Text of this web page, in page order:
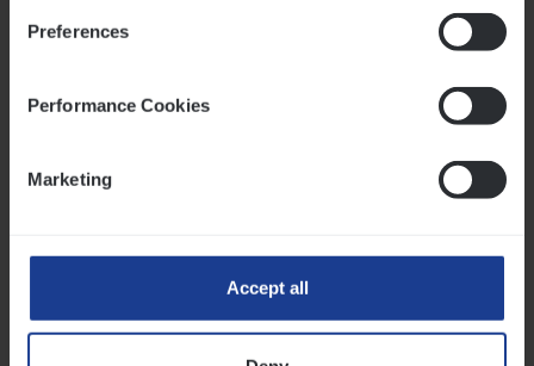
Preferences
Performance Cookies
Marketing
Accept all
Ontdek hoe jij mee
Mathias houdt van diepgaande dossiers én droge
Thalia zoekt graag oplossingen, in games én op het